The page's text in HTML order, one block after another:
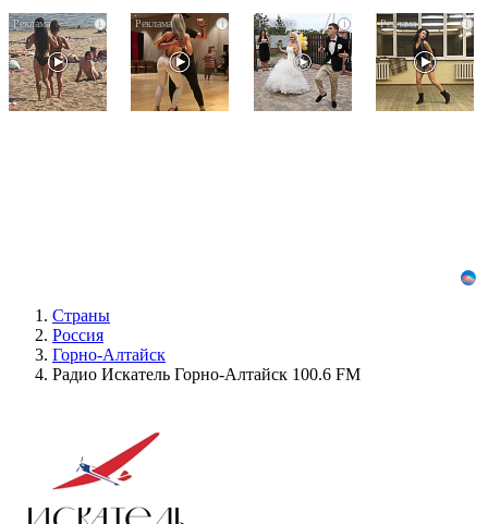
i
Скрытая
камера
пляже
Крыма:
i
Ролик
длится
пару
секунд,
но
i
Этот
танец
невесты
оставит
вас
i
Страны
Россия
Горно-Алтайск
Радио Искатель Горно-Алтайск 100.6 FM